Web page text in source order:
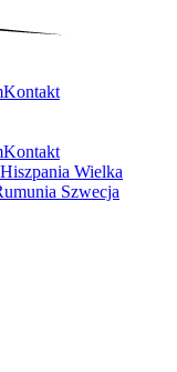
Kontakt
Kontakt
Hiszpania Wielka
Szwecja